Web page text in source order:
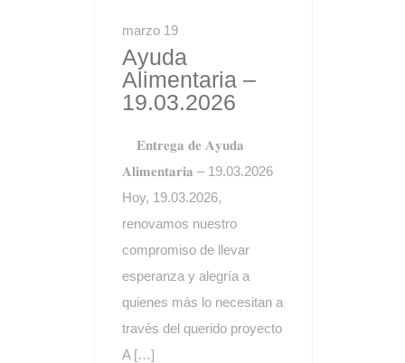
marzo 19
Ayuda
Alimentaria –
19.03.2026
𝐄𝐧𝐭𝐫𝐞𝐠𝐚 𝐝𝐞 𝐀𝐲𝐮𝐝𝐚
𝐀𝐥𝐢𝐦𝐞𝐧𝐭𝐚𝐫𝐢𝐚 – 19.03.2026
Hoy, 19.03.2026,
renovamos nuestro
compromiso de llevar
esperanza y alegría a
quienes más lo necesitan a
través del querido proyecto
A […]